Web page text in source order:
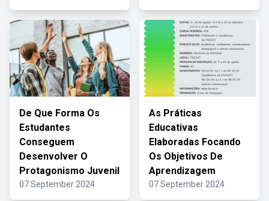
De Que Forma Os
Estudantes
Conseguem
Desenvolver O
Protagonismo Juvenil
07 September 2024
As Práticas
Educativas
Elaboradas Focando
Os Objetivos De
Aprendizagem
07 September 2024